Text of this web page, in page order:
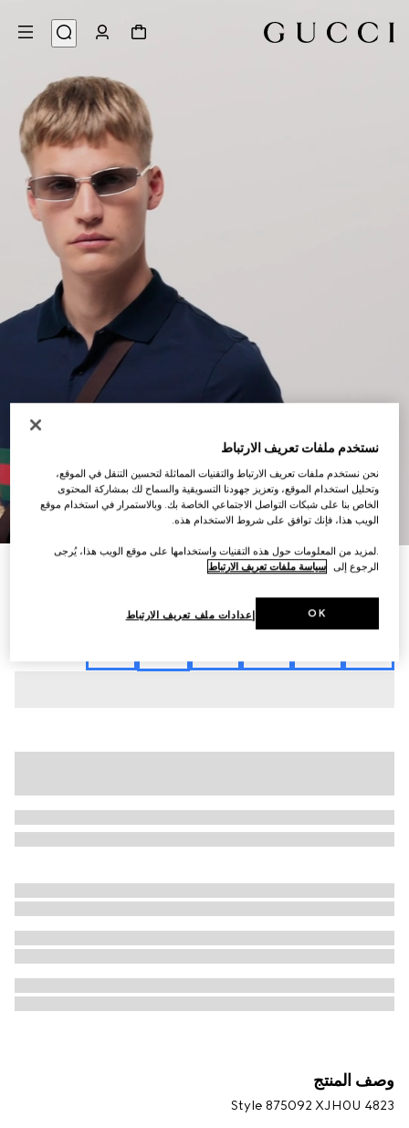
/
7
قميص بولو من قطن جيرسي مع شريط ويب
SAR 3,500
أزرق داكن
وصف المنتج
Style ‎875092 XJH0U 4823
نستخدم ملفات تعريف الارتباط
نحن نستخدم ملفات تعريف الارتباط والتقنيات المماثلة لتحسين التنقل في الموقع،
وتحليل استخدام الموقع، وتعزيز جهودنا التسويقية والسماح لك بمشاركة المحتوى
الخاص بنا على شبكات التواصل الاجتماعي الخاصة بك. وبالاستمرار في استخدام موقع
الويب هذا، فإنك توافق على شروط الاستخدام هذه.
.لمزيد من المعلومات حول هذه التقنيات واستخدامها على موقع الويب هذا، يُرجى
الرجوع إلى سياسة ملفات تعريف الارتباط
إعدادات ملف تعريف الارتباط OK